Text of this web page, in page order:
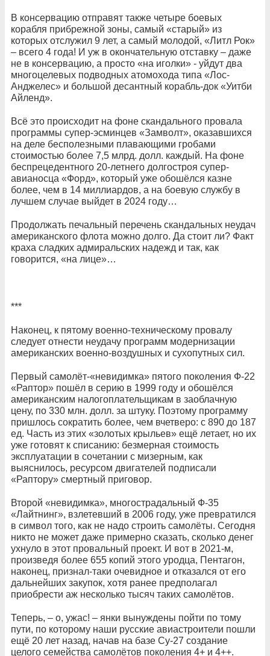
В консервацию отправят также четыре боевых
корабля прибрежной зоны, самый «старый» из
которых отслужил 9 лет, а самый молодой, «Литл Рок»
– всего 4 года! И уж в окончательную отставку – даже
не в консервацию, а просто «на иголки» - уйдут два
многоцелевых подводных атомохода типа «Лос-
Анджелес» и большой десантный корабль-док «Уитби
Айленд».
Всё это происходит на фоне скандального провала
программы супер-эсминцев «Замволт», оказавшихся
на деле бесполезными плавающими гробами
стоимостью более 7,5 млрд. долл. каждый. На фоне
беспрецедентного 20-летнего долгостроя супер-
авианосца «Форд», который уже обошёлся казне
более, чем в 14 миллиардов, а на боевую службу в
лучшем случае выйдет в 2024 году…
Продолжать печальный перечень скандальных неудач
американского флота можно долго. Да стоит ли? Факт
краха сладких адмиральских надежд и так, как
говорится, «на лице»…
***
Наконец, к пятому военно-техническому провалу
следует отнести неудачу программ модернизации
американских военно-воздушных и сухопутных сил.
Первый самолёт-«невидимка» пятого поколения Ф-22
«Раптор» пошёл в серию в 1999 году и обошёлся
американским налогоплательщикам в заоблачную
цену, по 330 млн. долл. за штуку. Поэтому программу
пришлось сократить более, чем вчетверо: с 890 до 187
ед. Часть из этих «золотых крыльев» ещё летает, но их
уже готовят к списанию: безмерная стоимость
эксплуатации в сочетании с мизерным, как
выяснилось, ресурсом двигателей подписали
«Раптору» смертный приговор.
Второй «невидимка», многострадальный Ф-35
«Лайтнинг», взлетевший в 2006 году, уже превратился
в символ того, как не надо строить самолёты. Сегодня
никто не может даже примерно сказать, сколько денег
ухнуло в этот провальный проект. И вот в 2021-м,
произведя более 655 копий этого уродца, Пентагон,
наконец, признал-таки очевидное и отказался от его
дальнейших закупок, хотя ранее предполагал
приобрести аж несколько тысяч таких самолётов.
Теперь, – о, ужас! – янки вынуждены пойти по тому
пути, по которому наши русские авиастроители пошли
ещё 20 лет назад, начав на базе Су-27 создание
целого семейства самолётов поколения 4+ и 4++.